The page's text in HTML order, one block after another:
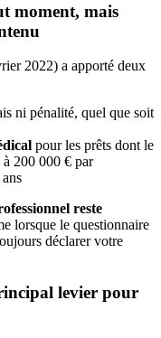
moment, mais
2022) a apporté deux
ni pénalité, quel que soit
pour les prêts dont le
à 200 000 € par
reste
lorsque le questionnaire
déclarer votre
levier pour